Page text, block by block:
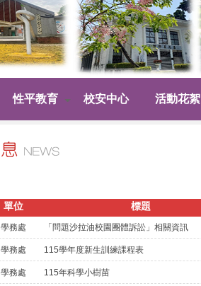
性平教育 校安中心 活動花絮
單位 標題
學務處 「問題沙拉油校園團體訴訟」相關資訊
學務處 115學年度新生訓練課程表
學務處 115年科學小樹苗